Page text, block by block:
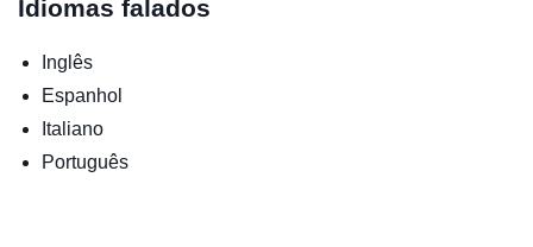
Idiomas falados
Inglês
Espanhol
Italiano
Português